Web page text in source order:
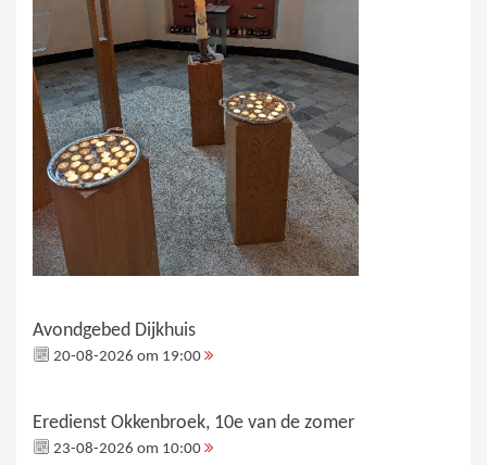
Avondgebed Dijkhuis
20-08-2026 om 19:00
Eredienst Okkenbroek, 10e van de zomer
23-08-2026 om 10:00